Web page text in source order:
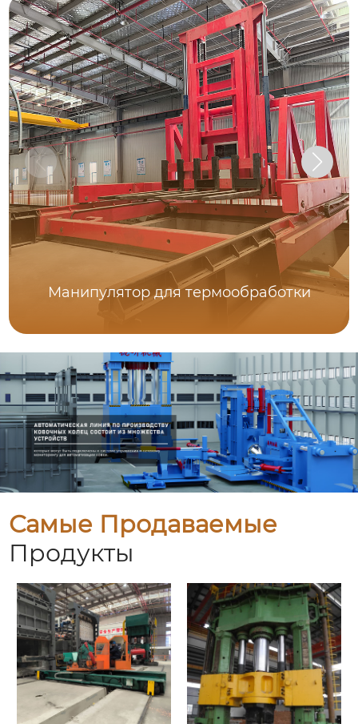
Манипулятор для термообработки
Самые Продаваемые
Продукты